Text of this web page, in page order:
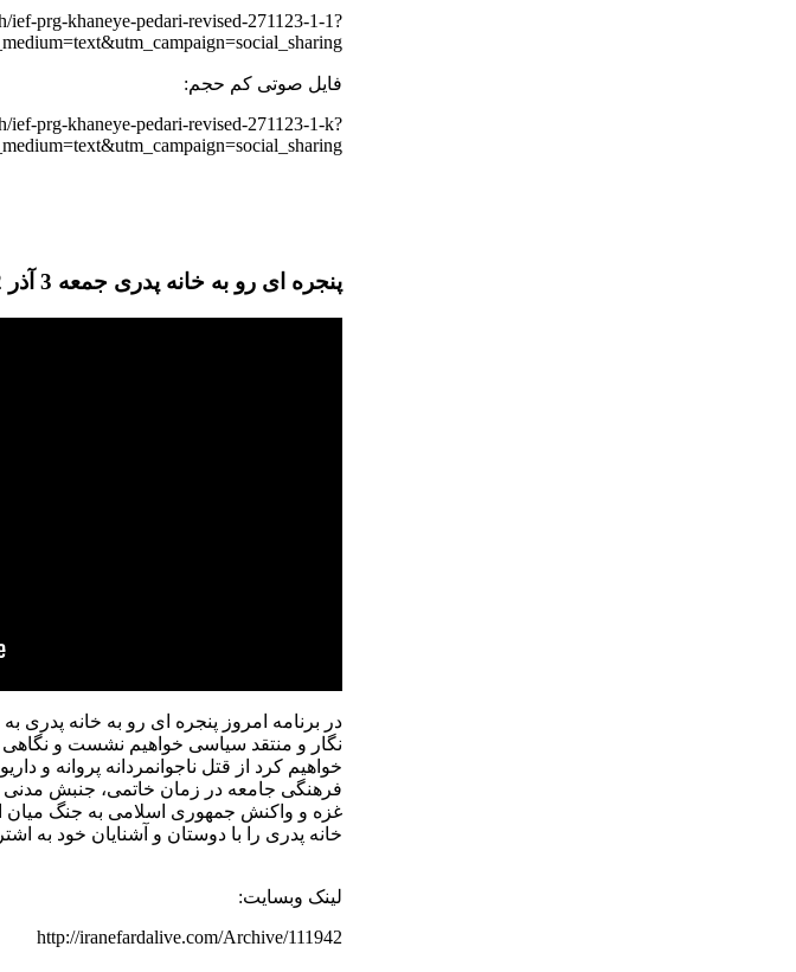
ief-prg-khaneye-pedari-revised-271123-1-1?
فایل صوتی کم حجم:
ief-prg-khaneye-pedari-revised-271123-1-k?
پنجره ای رو به خانه پدری جمعه 3 آذر 1402
در برنامه امروز پنجره ای رو به خانه پدری
نگار و منتقد سیاسی خواهیم نشست و نگاهی
خواهیم کرد از قتل ناجوانمردانه پروانه و
فرهنگی جامعه در زمان خاتمی، جنبش مدنی
غزه و واکنش جمهوری اسلامی به جنگ میان
خانه پدری را با دوستان و آشنایان خود به
لینک وبسایت:
http://iranefardalive.com/Archive/111942